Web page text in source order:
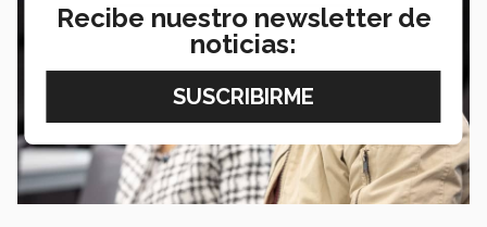
Recibe nuestro newsletter de
noticias: